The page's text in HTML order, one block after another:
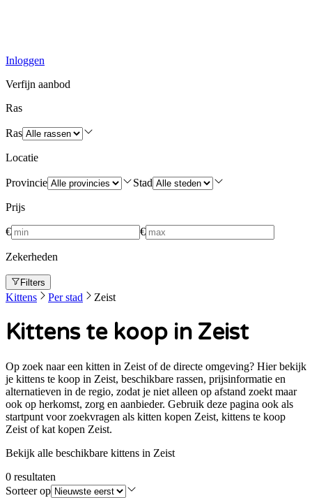
Inloggen
Verfijn aanbod
Ras
Ras
Locatie
Provincie Stad
Prijs
€ €
Zekerheden
Filters
Kittens Per stad Zeist
Kittens te koop in Zeist
Op zoek naar een kitten in Zeist of de directe omgeving? Hier bekijk
je kittens te koop in Zeist, beschikbare rassen, prijsinformatie en
alternatieven in de regio, zodat je niet alleen op afstand zoekt maar
ook op herkomst, zorg en aanbieder. Gebruik deze pagina ook als
startpunt voor zoekvragen als kitten kopen Zeist, kittens te koop
Zeist of kat kopen Zeist.
Bekijk alle beschikbare kittens in Zeist
0 resultaten
Sorteer op